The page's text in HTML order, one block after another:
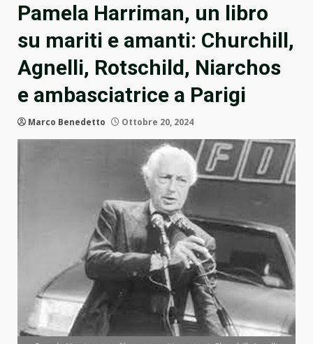
Pamela Harriman, un libro
su mariti e amanti: Churchill,
Agnelli, Rotschild, Niarchos
e ambasciatrice a Parigi
Marco Benedetto Ottobre 20, 2024